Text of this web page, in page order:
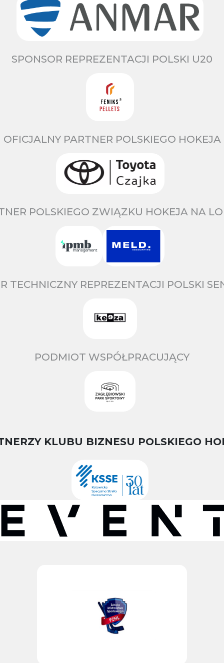
SPONSOR REPREZENTACJI POLSKI U20
OFICJALNY PARTNER POLSKIEGO HOKEJA
POLSKIEGO ZWIĄZKU HOKEJA NA
TECHNICZNY REPREZENTACJI POLSKI
PODMIOT WSPÓŁPRACUJĄCY
KLUBU BIZNESU POLSKIEGO